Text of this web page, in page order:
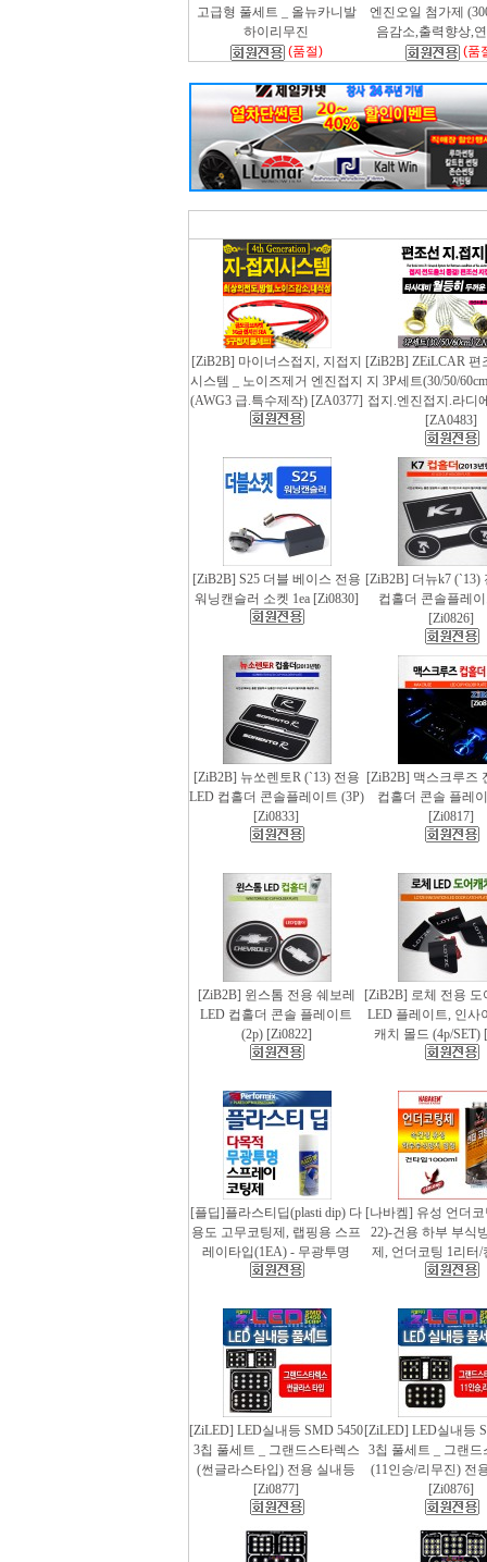
고급형 풀세트 _ 올뉴카니발
하이리무진
(품절)
엔진오일 첨가제
음감소,출력향상,
(품
[ZiB2B] 마이너스접지, 지접지
시스템 _ 노이즈제거 엔진접지
(AWG3 급.특수제작) [ZA0377]
[ZiB2B] ZEiLCAR 편
지 3P세트(30/50/
접지.엔진접지.라디
[ZA0483]
[ZiB2B] S25 더블 베이스 전용
워닝캔슬러 소켓 1ea [Zi0830]
[ZiB2B] 더뉴k7 (`13)
컵홀더 콘솔플레
[Zi0826]
[ZiB2B] 뉴쏘렌토R (`13) 전용
LED 컵홀더 콘솔플레이트 (3P)
[Zi0833]
[ZiB2B] 맥스크루즈
컵홀더 콘솔 플레
[Zi0817]
[ZiB2B] 윈스톰 전용 쉐보레
LED 컵홀더 콘솔 플레이트
(2p) [Zi0822]
[ZiB2B] 로체 전용 도
LED 플레이트, 인사
캐치 몰드 (4p/SET)
[플딥]플라스티딥(plasti dip) 다
용도 고무코팅제, 랩핑용 스프
레이타입(1EA) - 무광투명
[나바켐] 유성 언더
22)-건용 하부 부식
제, 언더코팅 1리터/
[ZiLED] LED실내등 SMD 5450
3칩 풀세트 _ 그랜드스타렉스
(썬글라스타입) 전용 실내등
[Zi0877]
[ZiLED] LED실내등
3칩 풀세트 _ 그랜드
(11인승/리무진) 전
[Zi0876]